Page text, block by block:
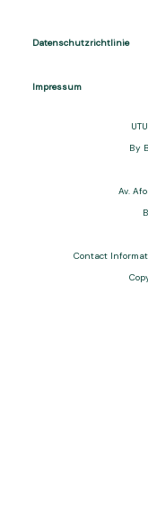
Datenschutzrichtlinie
Impressum
By
Av.
Contact